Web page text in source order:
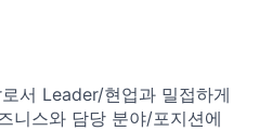
서 Leader/현업과 밀접하게
니스와 담당 분야/포지션에